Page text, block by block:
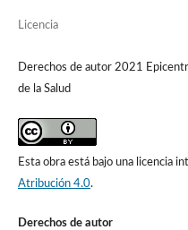
Licencia
Derechos de autor 2021
de la Salud
Esta obra está bajo una licencia
Atribución 4.0.
Derechos de autor